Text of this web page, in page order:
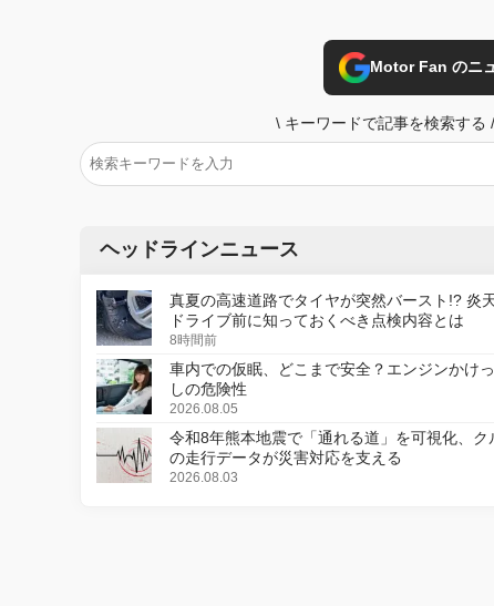
Motor Fan のニ
\ キーワードで記事を検索する /
ヘッドラインニュース
真夏の高速道路でタイヤが突然バースト!? 炎
ドライブ前に知っておくべき点検内容とは
8時間前
車内での仮眠、どこまで安全？エンジンかけ
しの危険性
2026.08.05
令和8年熊本地震で「通れる道」を可視化、ク
の走行データが災害対応を支える
2026.08.03